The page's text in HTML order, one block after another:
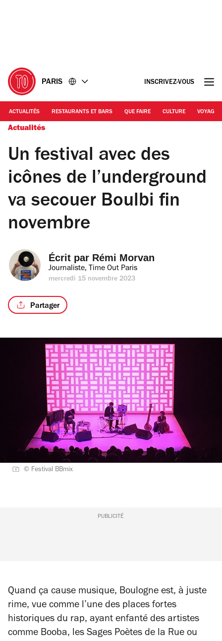
PARIS INSCRIVEZ-VOUS
ACTUALITÉS RESTAURANTS ET BARS QUE FAIRE CULTURE VOYAGE
Actualités
Un festival avec des
icônes de l’underground
va secouer Boulbi fin
novembre
Écrit par Rémi Morvan
Journaliste, Time Out Paris
mercredi 15 novembre 2023
Partager
© Festival BBmix
PUBLICITÉ
Quand ça cause musique, Boulogne est, à juste
rime, vue comme l’une des places fortes
historiques du rap, ayant enfanté des artistes
comme Booba, les Sages Poètes de la Rue ou